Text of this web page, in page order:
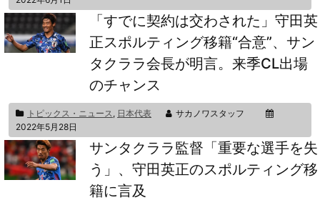
「すでに契約は交わされた」守田英
正スポルティング移籍“合意”、サン
タクララ会長が明言。来季CL出場
のチャンス
トピックス・ニュース, 日本代表
サカノワスタッフ
2022年5月28日
サンタクララ監督「重要な選手を失
う」、守田英正のスポルティング移
籍に言及